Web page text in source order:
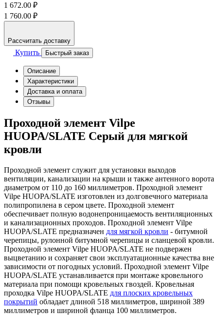
1 672.00 ₽
1 760.00 ₽
Рассчитать доставку
Купить Быстрый заказ
Описание
Характеристики
Доставка и оплата
Отзывы
Проходной элемент Vilpe
HUOPA/SLATE Серый для мягкой
кровли
Проходной элемент служит для установки выходов
вентиляции, канализации на крыши и также антенного ворота
диаметром от 110 до 160 миллиметров. Проходной элемент
Vilpe HUOPA/SLATE изготовлен из долговечного материала
полипропилена в сером цвете. Проходной элемент
обеспечивает полную водонепроницаемость вентиляционных
и канализационных проходов. Проходной элемент Vilpe
HUOPA/SLATE предназначен для мягкой кровли - битумной
черепицы, рулонной битумной черепицы и сланцевой кровли.
Проходной элемент Vilpe HUOPA/SLATE не подвержен
выцветанию и сохраняет свои эксплуатационные качества вне
зависимости от погодных условий. Проходной элемент Vilpe
HUOPA/SLATE устанавливается при монтаже кровельного
материала при помощи кровельных гвоздей. Кровельная
проходка Vilpe HUOPA/SLATE для плоских кровельных
покрытий обладает длиной 518 миллиметров, шириной 389
миллиметров и шириной фланца 100 миллиметров.